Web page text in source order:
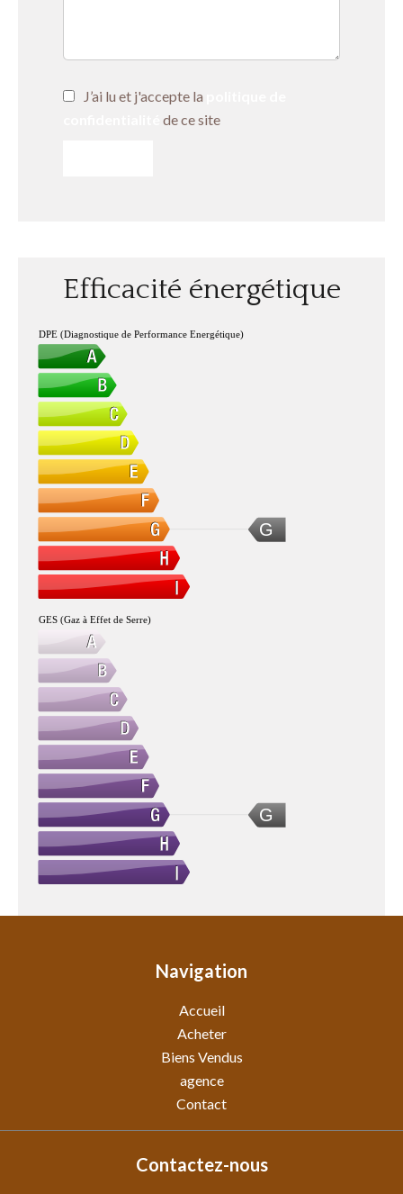
J’ai lu et j'accepte la
de ce site
Efficacité énergétique
G
DPE (Diagnostique de Performance Energétique)
G
GES (Gaz à Effet de Serre)
Navigation
Accueil
Acheter
Biens Vendus
agence
Contact
Contactez-nous